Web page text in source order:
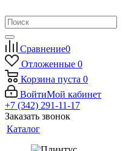
Сравнение0
Отложенные 0
Корзина пуста 0
ВойтиМой кабинет
+7 (342) 291-11-17
Заказать звонок
Каталог